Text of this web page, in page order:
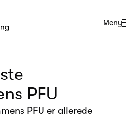
Åpne
Meny
PFU
PFU er allerede